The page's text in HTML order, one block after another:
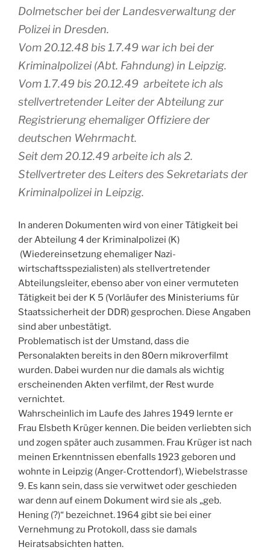
Dolmetscher bei der Landesverwaltung der
Polizei in Dresden.
Vom 20.12.48 bis 1.7.49 war ich bei der
Kriminalpolizei (Abt. Fahndung) in Leipzig.
Vom 1.7.49 bis 20.12.49 arbeitete ich als
stellvertretender Leiter der Abteilung zur
Registrierung ehemaliger Offiziere der
deutschen Wehrmacht.
Seit dem 20.12.49 arbeite ich als 2.
Stellvertreter des Leiters des Sekretariats der
Kriminalpolizei in Leipzig.
In anderen Dokumenten wird von einer Tätigkeit bei
der Abteilung 4 der Kriminalpolizei (K)
(Wiedereinsetzung ehemaliger Nazi-
wirtschaftsspezialisten) als stellvertretender
Abteilungsleiter, ebenso aber von einer vermuteten
Tätigkeit bei der K 5 (Vorläufer des Ministeriums für
Staatssicherheit der DDR) gesprochen. Diese Angaben
sind aber unbestätigt.
Problematisch ist der Umstand, dass die
Personalakten bereits in den 80ern mikroverfilmt
wurden. Dabei wurden nur die damals als wichtig
erscheinenden Akten verfilmt, der Rest wurde
vernichtet.
Wahrscheinlich im Laufe des Jahres 1949 lernte er
Frau Elsbeth Krüger kennen. Die beiden verliebten sich
und zogen später auch zusammen. Frau Krüger ist nach
meinen Erkenntnissen ebenfalls 1923 geboren und
wohnte in Leipzig (Anger-Crottendorf), Wiebelstrasse
9. Es kann sein, dass sie verwitwet oder geschieden
war denn auf einem Dokument wird sie als „geb.
Hening (?)“ bezeichnet. 1964 gibt sie bei einer
Vernehmung zu Protokoll, dass sie damals
Heiratsabsichten hatten.